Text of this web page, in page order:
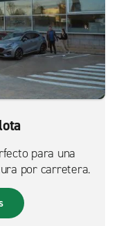
para una
por carretera.